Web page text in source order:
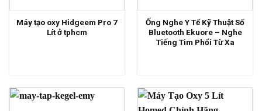
Máy tạo oxy Hidgeem Pro 7
Lít ở tphcm
Ống Nghe Y Tế Kỹ Thuật Số
Bluetooth Ekuore – Nghe
Tiếng Tim Phổi Từ Xa